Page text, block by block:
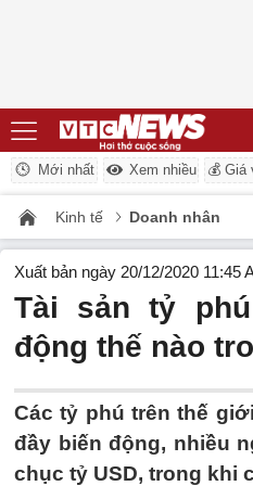
Mới nhất Xem nhiều 💰 Giá
Kinh tế Doanh nhân
Xuất bản ngày 20/12/2020 11:45
Tài sản tỷ
động thế nào
Các tỷ phú trên thế
đầy biến động, nhiều
chục tỷ USD, trong khi